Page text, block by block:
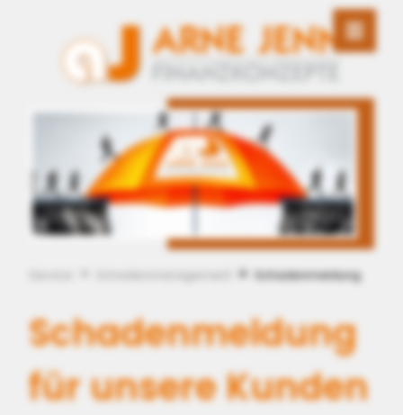
Schadenmeldung
Schadenmeldung
für unsere Kunden